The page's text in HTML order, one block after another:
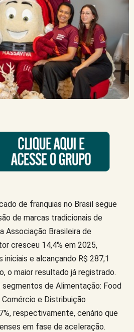
de franquias no Brasil segue
de marcas tradicionais de
Associação Brasileira de
cresceu 14,4% em 2025,
iniciais e alcançando R$ 287,1
o maior resultado já registrado.
de Alimentação: Food
e Distribuição
respectivamente, cenário que
em fase de aceleração.